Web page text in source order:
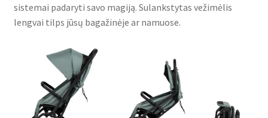
sistemai padaryti savo magiją. Sulankstytas vežimėlis
lengvai tilps jūsų bagažinėje ar namuose.